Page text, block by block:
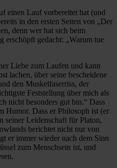
einen Lauf vorbereitet hat (und
in den ersten Seiten von „Der
denn wer hat sich beim
erschöpft gedacht: „Warum tue
Liebe zum Laufen und kann
lachen, über seine bescheidene
den Muskelfaserriss, der
Feststellung über mich als
nicht besonders gut bin.“ Dass
Humor. Dass er Philosoph ist (er
seiner Leidenschaft für Platon,
berichtet nicht nur von
er immer wieder nach dem Sinn
zum Menschsein ist, und